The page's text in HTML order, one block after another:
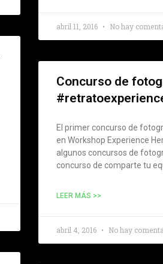
abril 11, 2016 No hay
Concurso de
El primer concurso de
en Workshop Experience
algunos concursos de
concurso de comparte tu
LEER MÁS >>
abril 4, 2016 No hay